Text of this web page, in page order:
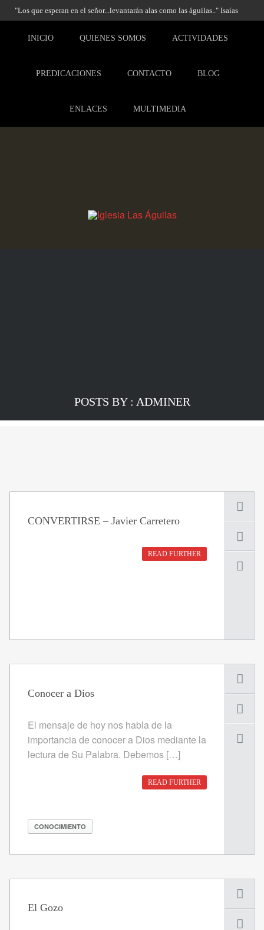
"Los que esperan en el señor...levantarán alas como las águilas.." Isaías
INICIO
QUIENES SOMOS ACTIVIDADES
PREDICACIONES CONTACTO BLOG
ENLACES MULTIMEDIA
POSTS BY : ADMINER
CONVERTIRSE – Javier Carretero
READ FURTHER
Conocer a Dios
El mensaje de hoy nos habla de la
importancia de conocer a Dios mediante la
lectura de Su Palabra. Debemos […]
READ FURTHER
CONOCIMIENTO
El Gozo